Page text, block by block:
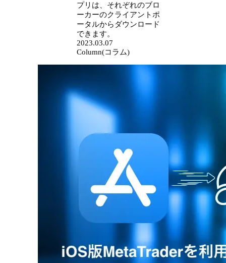
プリは、それぞれのブロ
ーカーのクライアントポ
ータルからダウンロード
できます。
2023.03.07
Column(コラム)